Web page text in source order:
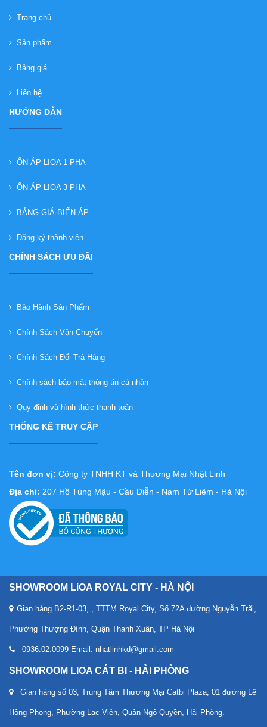
Trang chủ
Sản phẩm
Bảng giá
Liên hệ
HƯỚNG DẪN
ỔN ÁP LIOA 1 PHA
ỔN ÁP LIOA 3 PHA
BẢNG GIÁ BIẾN ÁP
Đăng ký thành viên
CHÍNH SÁCH ƯU ĐÃI
Bảo Hành Sản Phẩm
Chính Sách Vận Chuyển
Chính Sách Đổi Trả Hàng
Chính sách bảo mật thông tin cá nhân
Quy định và hình thức thanh toán
THỐNG KÊ TRUY CẬP
Tên đơn vị: Công ty TNHH KT và Thương Mại Nhật Linh
Địa chỉ: 207 Hồ Tùng Mậu - Cầu Diễn - Nam Từ Liêm - Hà Nội
SHOWROOM LiOA ROYAL CITY - HÀ NỘI
Gian hàng B2-R1-03, , TTTM Royal City, Số 72A đường Nguyễn Trãi,
Phường Thượng Đình, Quận Thanh Xuân, TP Hà Nội
0936.02.0099 Email: nhatlinhkd@gmail.com
SHOWROOM LIOA CÁT BI - HẢI PHÒNG
Gian hàng số 03, Trung Tâm Thương Mại Catbi Plaza, 01 đường Lê
Hồng Phong, Phường Lạc Viên, Quận Ngô Quyền, Hải Phòng.